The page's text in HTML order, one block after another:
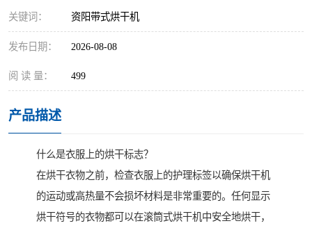
关键词： 资阳带式烘干机
发布日期： 2026-08-08
阅 读 量： 499
产品描述
什么是衣服上的烘干标志？
在烘干衣物之前，检查衣服上的护理标签以确保烘干机
的运动或高热量不会损坏材料是非常重要的。任何显示
烘干符号的衣物都可以在滚筒式烘干机中安全地烘干，